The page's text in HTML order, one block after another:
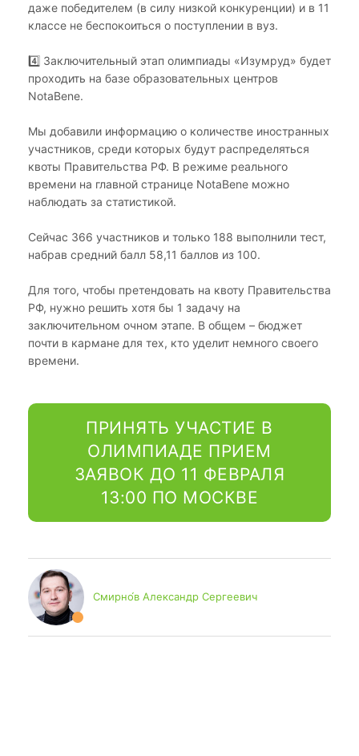
даже победителем (в силу низкой конкуренции) и в 11
классе не беспокоиться о поступлении в вуз.
4️⃣ Заключительный этап олимпиады «Изумруд» будет
проходить на базе образовательных центров
NotaBene.
Мы добавили информацию о количестве иностранных
участников, среди которых будут распределяться
квоты Правительства РФ. В режиме реального
времени на главной странице NotaBene можно
наблюдать за статистикой.
Сейчас 366 участников и только 188 выполнили тест,
набрав средний балл 58,11 баллов из 100.
Для того, чтобы претендовать на квоту Правительства
РФ, нужно решить хотя бы 1 задачу на
заключительном очном этапе. В общем – бюджет
почти в кармане для тех, кто уделит немного своего
времени.
ПРИНЯТЬ УЧАСТИЕ В
ОЛИМПИАДЕ ПРИЕМ
ЗАЯВОК ДО 11 ФЕВРАЛЯ
13:00 ПО МОСКВЕ
Смирно́в Александр Сергеевич